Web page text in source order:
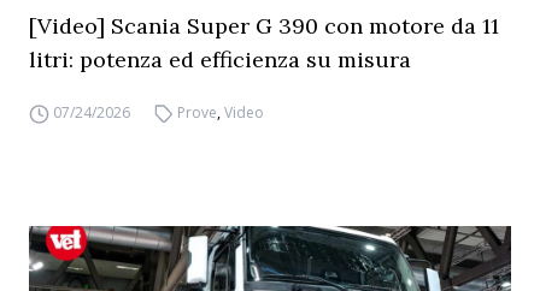
[Video] Scania Super G 390 con motore da 11
litri: potenza ed efficienza su misura
07/24/2026 Prove,Video